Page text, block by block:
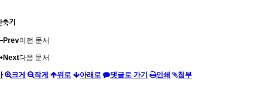
축키
Prev이전 문서
Next다음 문서
크게 작게 위로 아래로 댓글로 가기 인쇄 첨부